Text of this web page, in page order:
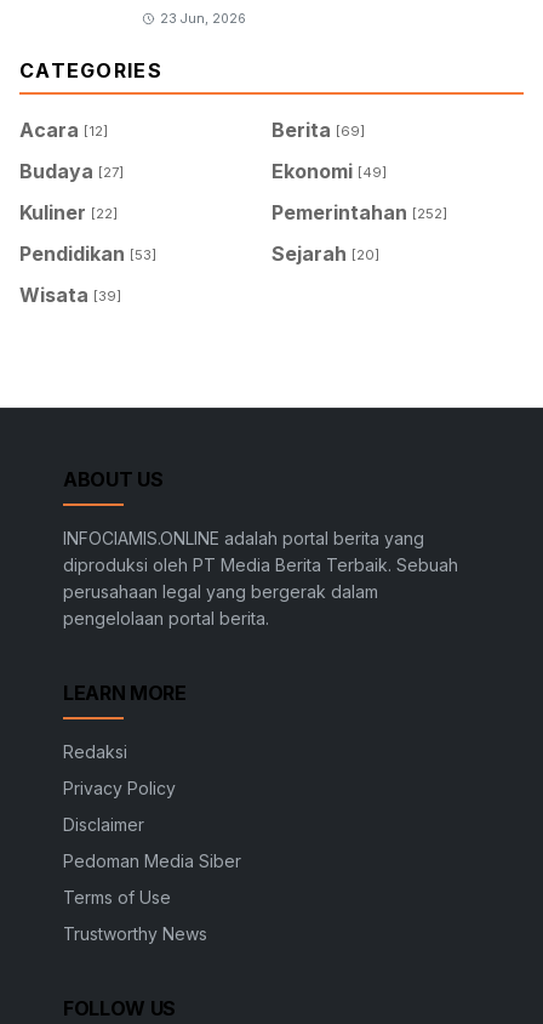
23 Jun, 2026
CATEGORIES
Acara [12] Berita [69]
Budaya [27] Ekonomi [49]
Kuliner [22] Pemerintahan [252]
Pendidikan [53] Sejarah [20]
Wisata [39]
ABOUT US
INFOCIAMIS.ONLINE adalah portal berita yang
diproduksi oleh PT Media Berita Terbaik. Sebuah
perusahaan legal yang bergerak dalam
pengelolaan portal berita.
LEARN MORE
Redaksi
Privacy Policy
Disclaimer
Pedoman Media Siber
Terms of Use
Trustworthy News
FOLLOW US